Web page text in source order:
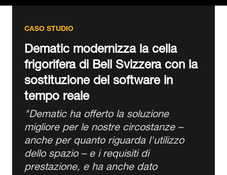
migliore per le nostre circostanze –
anche per quanto riguarda l'utilizzo
dello spazio – e i requisiti di
prestazione, e ha anche dato
l'impressione più competente per
quanto riguarda la sostituzione del
software durante il funzionamento."
Thomas Graf
Responsabile delle Operazioni, Business Unit Pollame,
Bell Schweiz AG